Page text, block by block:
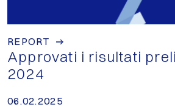
REPORT
Approvati i risultati
2024
06.02.2025